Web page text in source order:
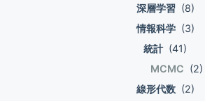
深層学習 (8)
情報科学 (3)
統計 (41)
MCMC (2)
線形代数 (2)